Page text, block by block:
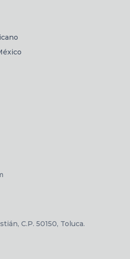
C.P. 50150, Toluca.